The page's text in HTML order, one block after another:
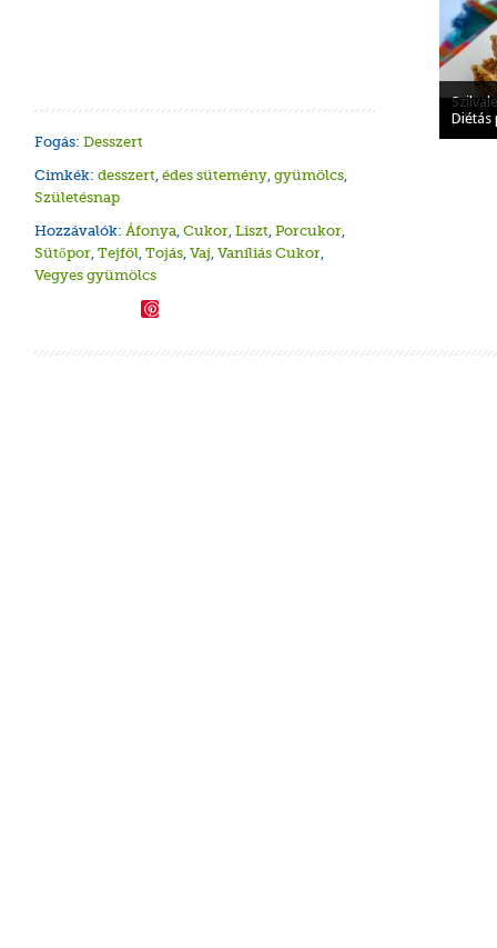
Fogás: Desszert
Cimkék: desszert, édes sütemény, gyümölcs,
Születésnap
Hozzávalók: Áfonya, Cukor, Liszt, Porcukor,
Sütőpor, Tejföl, Tojás, Vaj, Vaníliás Cukor,
Vegyes gyümölcs
Diétás
pite
Diétás